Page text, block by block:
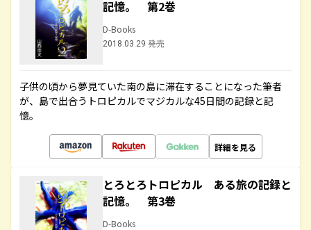
記憶。 第2巻
D-Books
2018.03.29 発売
子供の頃から夢見ていた南の島に滞在することになった筆者
が、島で出合うトロピカルでマジカルな45日間の記録と記
憶。
詳細を見る
とろとろトロピカル ある旅の記録と
記憶。 第3巻
D-Books